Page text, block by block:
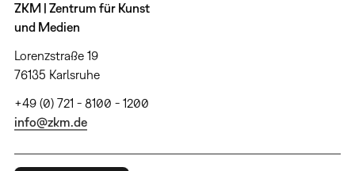
ZKM | Zentrum für Kunst
und Medien
Lorenzstraße 19
76135 Karlsruhe
+49 (0) 721 - 8100 - 1200
info@zkm.de